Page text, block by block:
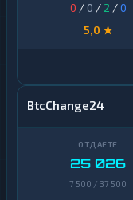
0 / 0 / 2 /0
5,0 ★
BtcChange24
25 026
7 500 / 37 500